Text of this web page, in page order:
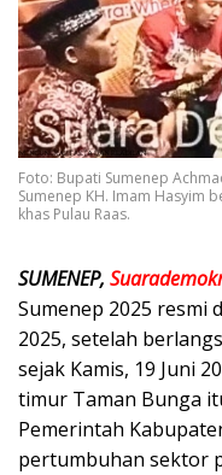
Foto: Bupati Sumenep
Sumenep KH. Imam Hasyim
khas Pulau Raas.
SUMENEP,
Sumenep 2025 resmi
2025, setelah
sejak Kamis, 19 Juni
timur Taman Bunga
Pemerintah
pertumbuhan sektor